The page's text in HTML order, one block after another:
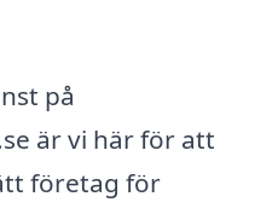
på
är vi här för att
företag för